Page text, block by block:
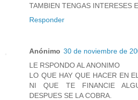
TAMBIEN TENGAS INTERESES
Responder
Anónimo 30 de noviembre de
LE RSPONDO AL ANONIMO
LO QUE HAY QUE HACER EN
NI QUE TE FINANCIE
DESPUES SE LA COBRA.